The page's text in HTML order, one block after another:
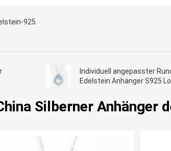
925
Individuell angepasster
Edelstein Anhänger S925
Silberner Anhänger